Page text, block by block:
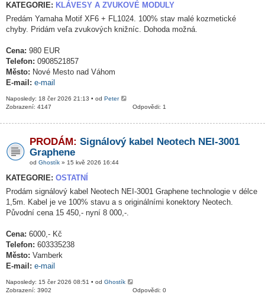
KATEGORIE: KLÁVESY A ZVUKOVÉ MODULY
Predám Yamaha Motif XF6 + FL1024. 100% stav malé kozmetické
chyby. Pridám veľa zvukových knižníc. Dohoda možná.
Cena: 980 EUR
Telefon: 0908521857
Město: Nové Mesto nad Váhom
E-mail: e-mail
Naposledy: 18 čer 2026 21:13 • od Peter
Odpovědi: 1
Zobrazení: 4147
PRODÁM: Signálový kabel Neotech NEI-3001
Graphene
od Ghostík » 15 kvě 2026 16:44
KATEGORIE: OSTATNÍ
Prodám signálový kabel Neotech NEI-3001 Graphene technologie v délce
1,5m. Kabel je ve 100% stavu a s originálními konektory Neotech.
Původní cena 15 450,- nyní 8 000,-.
Cena: 6000,- Kč
Telefon: 603335238
Město: Vamberk
E-mail: e-mail
Naposledy: 15 čer 2026 08:51 • od Ghostík
Odpovědi: 0
Zobrazení: 3902